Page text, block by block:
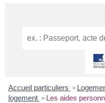
Accueil particuliers >
logement > Les aides